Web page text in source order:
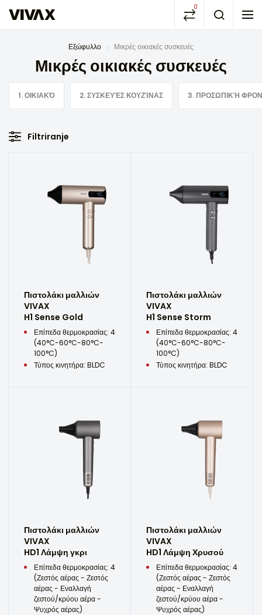
0
Εξώφυλλο Μικρές οικιακές συσκευές
Μικρές οικιακές συσκευές
1. ΟΙΚΙΑΚΌ 2. ΣΥΣΚΕΥΈΣ ΚΟΥΖΊΝΑΣ 3. ΠΡΟΣΩΠΙΚΉ
Filtriranje
Πιστολάκι μαλλιών
VIVAX
H1 Sense Gold
Επίπεδα θερμοκρασίας: 4
(40°C-60°C-80°C-
100°C)
Τύπος κινητήρα: BLDC
Πιστολάκι μαλλιών
VIVAX
H1 Sense Storm
Επίπεδα θερμοκρασίας: 4
(40°C-60°C-80°C-
100°C)
Τύπος κινητήρα: BLDC
Πιστολάκι μαλλιών
VIVAX
HD1 Λάμψη γκρι
Επίπεδα θερμοκρασίας: 4
(Ζεστός αέρας - Ζεστός
αέρας - Εναλλαγή
ζεστού/κρύου αέρα -
Ψυχρός αέρας)
Πιστολάκι μαλλιών
VIVAX
HD1 Λάμψη Χρυσού
Επίπεδα θερμοκρασίας: 4
(Ζεστός αέρας - Ζεστός
αέρας - Εναλλαγή
ζεστού/κρύου αέρα -
Ψυχρός αέρας)